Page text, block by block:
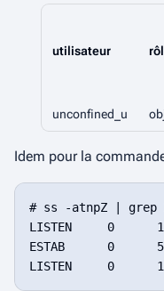
utilisateur
unconfined_u
Idem pour la
# ss -atnpZ | grep
LISTEN     0
ESTAB      0